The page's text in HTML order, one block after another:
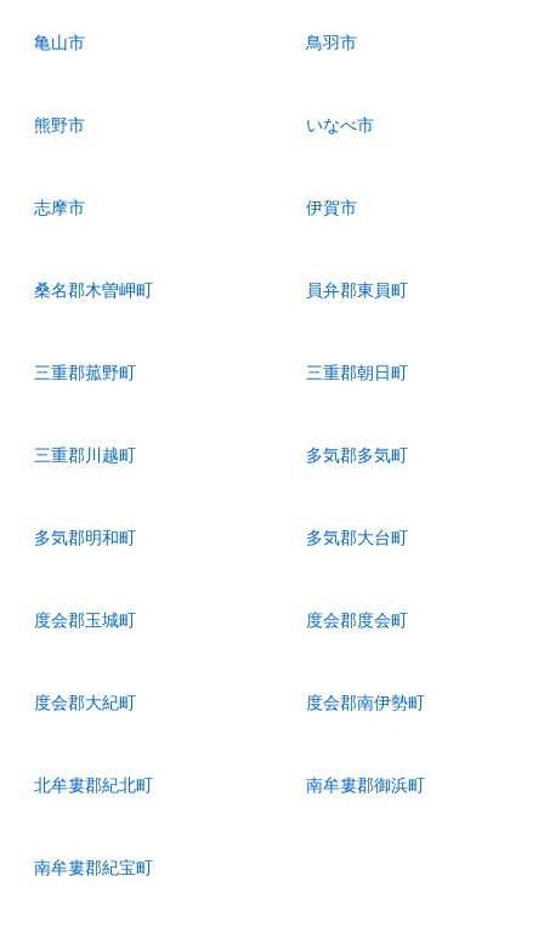
亀山市 鳥羽市
熊野市 いなべ市
志摩市 伊賀市
桑名郡木曽岬町 員弁郡東員町
三重郡菰野町 三重郡朝日町
三重郡川越町 多気郡多気町
多気郡明和町 多気郡大台町
度会郡玉城町 度会郡度会町
度会郡大紀町 度会郡南伊勢町
北牟婁郡紀北町 南牟婁郡御浜町
南牟婁郡紀宝町